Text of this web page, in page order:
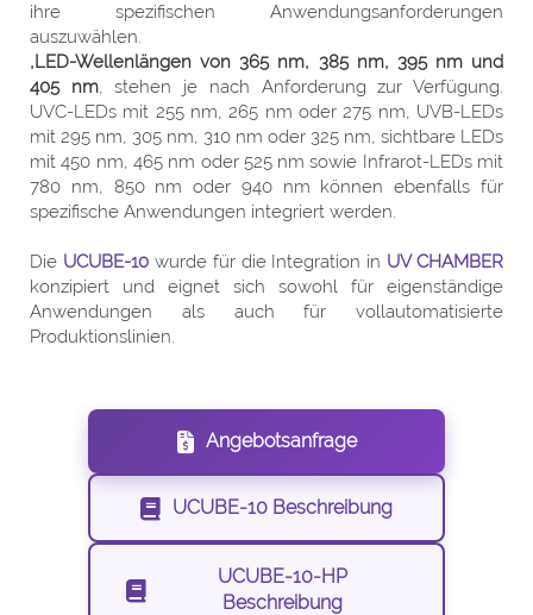
ihre spezifischen Anwendungsanforderungen
auszuwählen.
,LED-Wellenlängen von 365 nm, 385 nm, 395 nm und
405 nm, stehen je nach Anforderung zur Verfügung.
UVC-LEDs mit 255 nm, 265 nm oder 275 nm, UVB-LEDs
mit 295 nm, 305 nm, 310 nm oder 325 nm, sichtbare LEDs
mit 450 nm, 465 nm oder 525 nm sowie Infrarot-LEDs mit
780 nm, 850 nm oder 940 nm können ebenfalls für
spezifische Anwendungen integriert werden.
Die UCUBE-10wurde für die Integration in UV CHAMBER
konzipiert und eignet sich sowohl für eigenständige
Anwendungen als auch für vollautomatisierte
Produktionslinien.
Angebotsanfrage
UCUBE-10 Beschreibung
UCUBE-10-HP
Beschreibung